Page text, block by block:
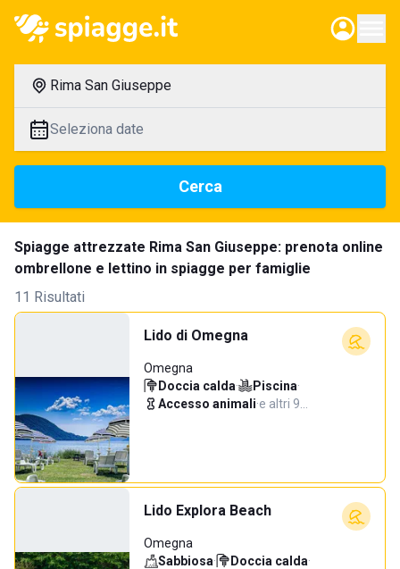
Rima San Giuseppe
Seleziona date
Cerca
Spiagge attrezzate Rima San Giuseppe: prenota online
ombrellone e lettino in spiagge per famiglie
11 Risultati
Lido di Omegna
Omegna
Doccia calda· Piscina·
Accesso animali·e altri 9…
Lido Explora Beach
Omegna
Sabbiosa· Doccia calda·